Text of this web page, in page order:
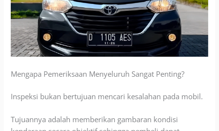
Mengapa Pemeriksaan Menyeluruh Sangat Penting?
Inspeksi bukan bertujuan mencari kesalahan pada mobil.
Tujuannya adalah memberikan gambaran kondisi